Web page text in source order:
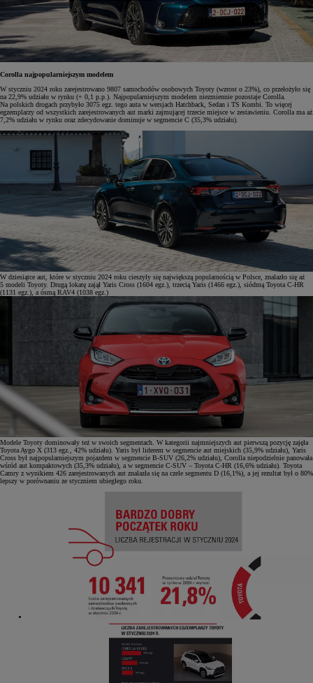
Corolla najpopularniejszym modelem
W styczniu 2024 roku zarejestrowano 9807 samochodów osobowych Toyoty (wzrost o 23%), co przełożyło się
na 22,9% udziału w rynku (+ 0,1 p.p.). Najpopularniejszym modelem niezmiennie pozostaje Corolla.
Na polskich drogach przybyło 3075 egz. tego auta w wersjach Hatchback, Sedan i TS Kombi. To więcej
egzemplarzy od wszystkich zarejestrowanych aut marki zajmującej trzecie miejsce w zestawieniu. Corolla ma aż
7,2% udziału w rynku oraz zdecydowanie dominuje w segmencie C (35,3% udziału).
W dziesiątce aut, które w styczniu 2024 roku cieszyły się największą popularnością w Polsce, znalazło się aż
5 modeli Toyoty. Drugą lokatę zajął Yaris Cross (1604 egz.), trzecią Yaris (1466 egz.), siódmą Toyota C-HR
(1131 egz.), a ósmą RAV4 (1038 egz.)
Modele Toyoty dominowały też w swoich segmentach. W kategorii najmniejszych aut pierwszą pozycję zajęła
Toyota Aygo X (313 egz., 42% udziału). Yaris był liderem w segmencie aut miejskich (35,9% udziału), Yaris
Cross był najpopularniejszym pojazdem w segmencie B-SUV (26,2% udziału), Corolla niepodzielnie panowała
wśród aut kompaktowych (35,3% udziału), a w segmencie C-SUV – Toyota C-HR (16,6% udziału). Toyota
Camry z wynikiem 426 zarejestrowanych aut znalazła się na czele segmentu D (16,1%), a jej rezultat był o 80%
lepszy w porównaniu ze styczniem ubiegłego roku.